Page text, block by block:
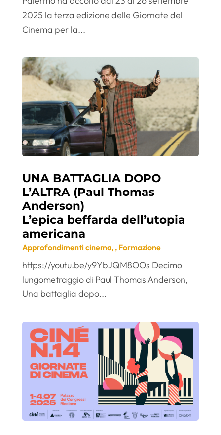
2025 la terza edizione delle Giornate del
Cinema per la...
UNA BATTAGLIA DOPO
L’ALTRA (Paul Thomas
Anderson)
L’epica beffarda dell’utopia
americana
Approfondimenti cinema, , Formazione
https://youtu.be/y9YbJQM8OOs Decimo
lungometraggio di Paul Thomas Anderson,
Una battaglia dopo...